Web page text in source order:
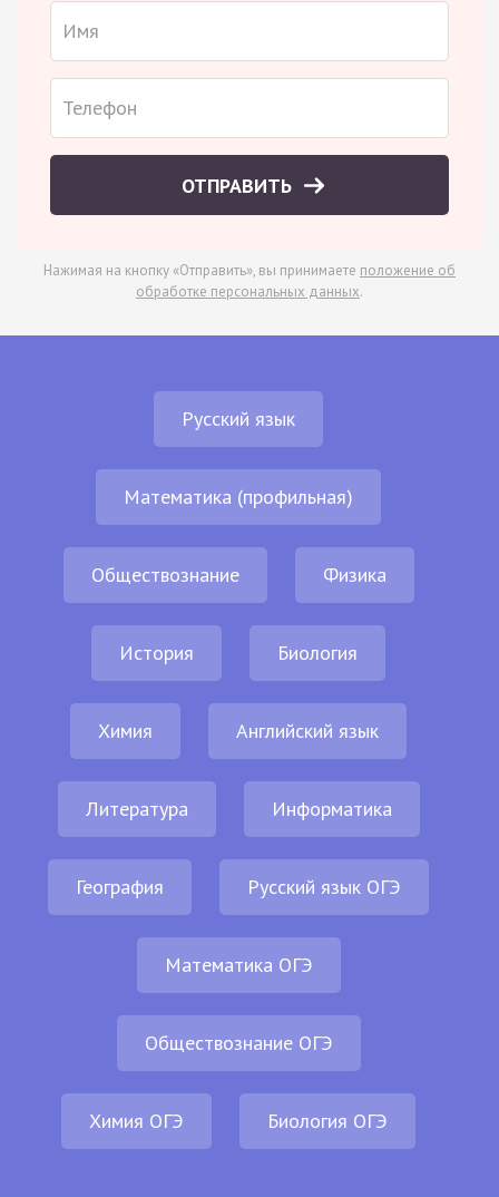
ОТПРАВИТЬ
Нажимая на кнопку «Отправить», вы принимаете положение об
обработке персональных данных.
Русский язык
Математика (профильная)
Обществознание Физика
История Биология
Химия Английский язык
Литература Информатика
География Русский язык ОГЭ
Математика ОГЭ
Обществознание ОГЭ
Химия ОГЭ Биология ОГЭ